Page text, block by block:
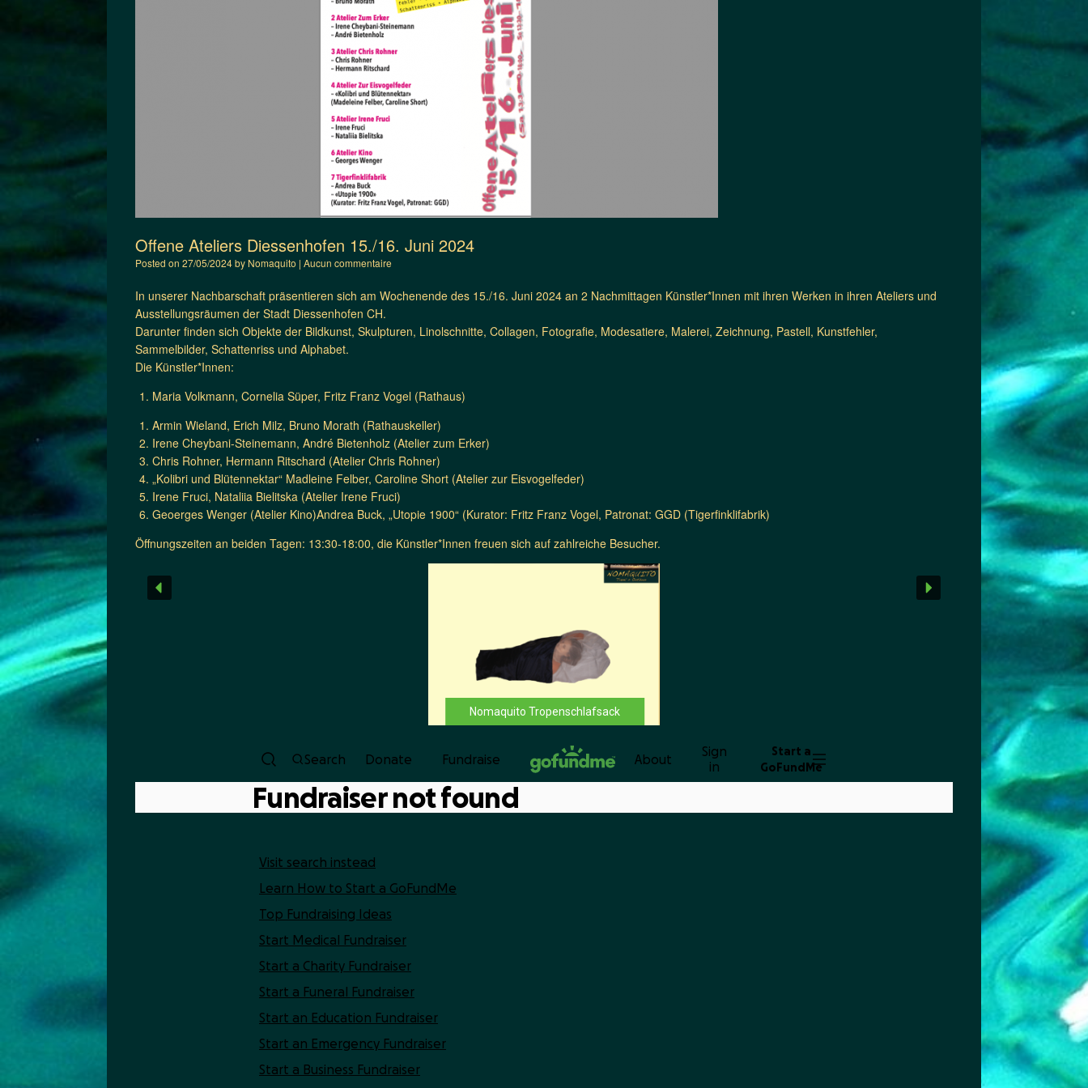
Offene Ateliers Diessenhofen 15./16. Juni 2024
Posted on 27/05/2024by Nomaquito | Aucun commentaire
In unserer Nachbarschaft präsentieren sich am Wochenende des 15./16. Juni 2024 an 2 Nachmittagen Künstler*Innen mit ihren Werken in ihren Ateliers und
Ausstellungsräumen der Stadt Diessenhofen CH.
Darunter finden sich Objekte der Bildkunst, Skulpturen, Linolschnitte, Collagen, Fotografie, Modesatiere, Malerei, Zeichnung, Pastell, Kunstfehler,
Sammelbilder, Schattenriss und Alphabet.
Die Künstler*Innen:
Maria Volkmann, Cornelia Süper, Fritz Franz Vogel (Rathaus)
Armin Wieland, Erich Milz, Bruno Morath (Rathauskeller)
Irene Cheybani-Steinemann, André Bietenholz (Atelier zum Erker)
Chris Rohner, Hermann Ritschard (Atelier Chris Rohner)
„Kolibri und Blütennektar“ Madleine Felber, Caroline Short (Atelier zur Eisvogelfeder)
Irene Fruci, Nataliia Bielitska (Atelier Irene Fruci)
Geoerges Wenger (Atelier Kino)Andrea Buck, „Utopie 1900“ (Kurator: Fritz Franz Vogel, Patronat: GGD (Tigerfinklifabrik)
Öffnungszeiten an beiden Tagen: 13:30-18:00, die Künstler*Innen freuen sich auf zahlreiche Besucher.
Nomaquito Tropenschlafsack